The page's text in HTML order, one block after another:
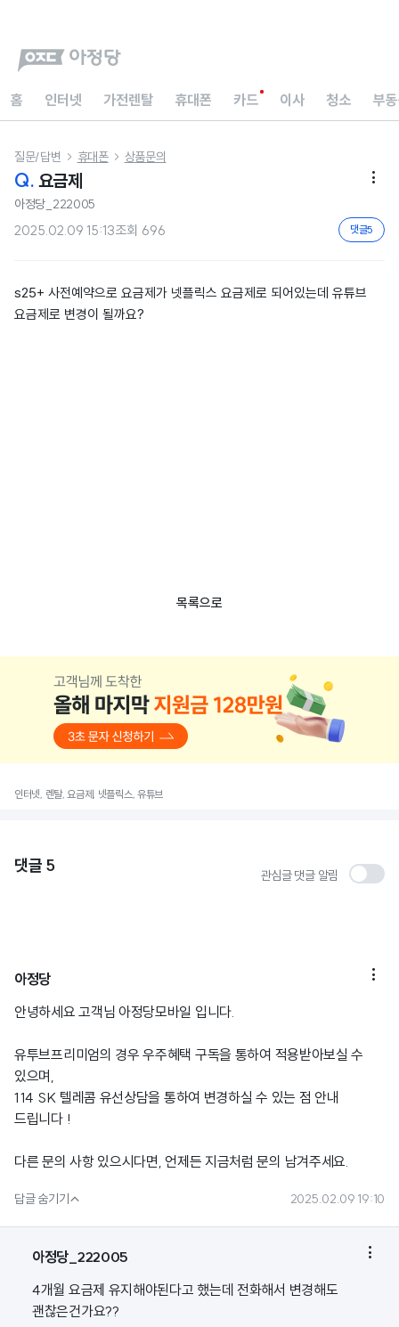
홈 인터넷 가전렌탈 휴대폰 카드 이사 청소 부
질문/답변  휴대폰  상품문의
Q. 요금제 
아정당_222005
2025.02.09 15:13조회 696 댓글5
s25+ 사전예약으로 요금제가 넷플릭스 요금제로 되어있는데 유튜브
요금제로 변경이 될까요?
목록으로
인터넷, 렌탈, 요금제, 넷플릭스, 유튜브
댓글 5 관심글 댓글 알림
아정당 
안녕하세요 고객님 아정당모바일 입니다.
유투브프리미엄의 경우 우주혜택 구독을 통하여 적용받아보실 수
있으며,
114 SK 텔레콤 유선상담을 통하여 변경하실 수 있는 점 안내
드립니다 !
다른 문의 사항 있으시다면, 언제든 지금처럼 문의 남겨주세요.
답글 숨기기 2025.02.09 19:10
아정당_222005 
4개월 요금제 유지해야된다고 했는데 전화해서 변경해도
괜찮은건가요??